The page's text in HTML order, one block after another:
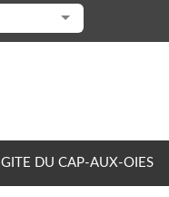
GITE DU CAP-AUX-OIES